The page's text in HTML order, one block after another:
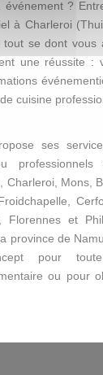
?
à Charleroi
se dont vous
une réussite :
cuisine
ses
Charleroi, Mons,
Florennes et
province de
pour
ou pour